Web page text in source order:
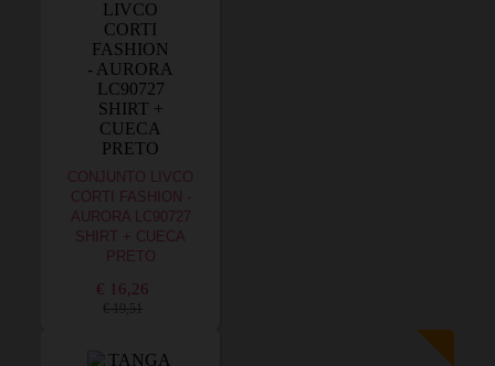
CONJUNTO LIVCO
CORTI FASHION -
AURORA LC90727
SHIRT + CUECA
PRETO
€ 16,26
€ 19,51